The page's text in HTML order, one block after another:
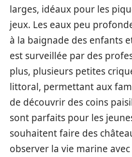
larges, idéaux pour les
jeux. Les eaux peu
à la baignade des enfants
est surveillée par des
plus, plusieurs petites
littoral, permettant aux
de découvrir des coins
sont parfaits pour les
souhaitent faire des
observer la vie marine